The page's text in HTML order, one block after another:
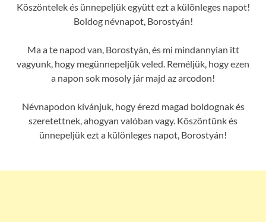
Köszöntelek és ünnepeljük együtt ezt a különleges napot!
Boldog névnapot, Borostyán!
Ma a te napod van, Borostyán, és mi mindannyian itt
vagyunk, hogy megünnepeljük veled. Reméljük, hogy ezen
a napon sok mosoly jár majd az arcodon!
Névnapodon kívánjuk, hogy érezd magad boldognak és
szeretettnek, ahogyan valóban vagy. Köszöntünk és
ünnepeljük ezt a különleges napot, Borostyán!